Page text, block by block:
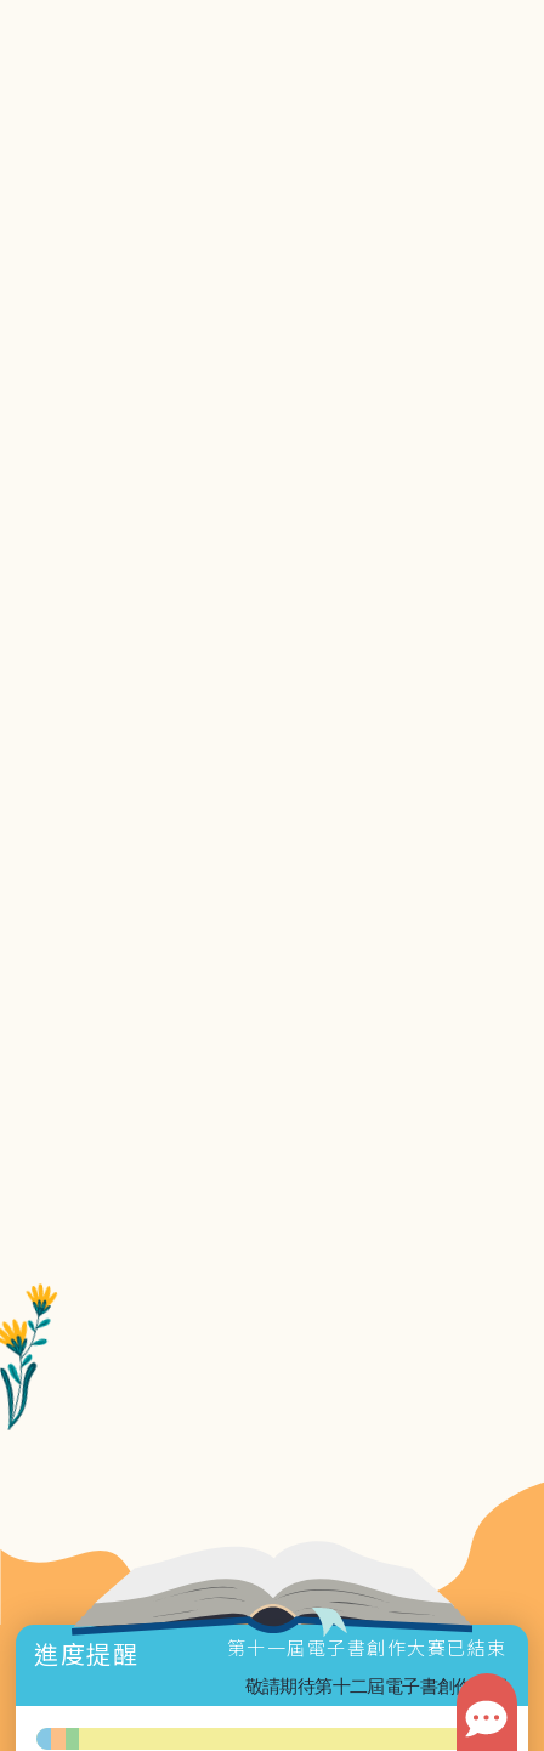
進度提醒 第十一屆電子書創作大賽已結束
敬請期待第十二屆電子書創作大賽